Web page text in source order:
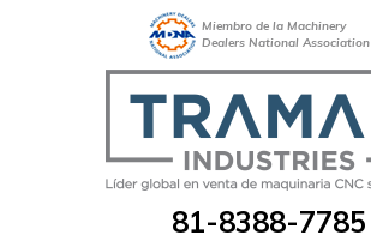
Miembro de la Machinery
Dealers National Association
81-8388-7785